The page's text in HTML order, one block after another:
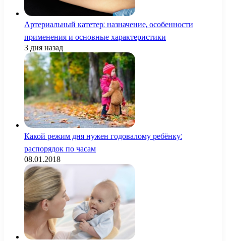
Артериальный катетер: назначение, особенности
применения и основные характеристики
3 дня назад
Какой режим дня нужен годовалому ребёнку:
распорядок по часам
08.01.2018